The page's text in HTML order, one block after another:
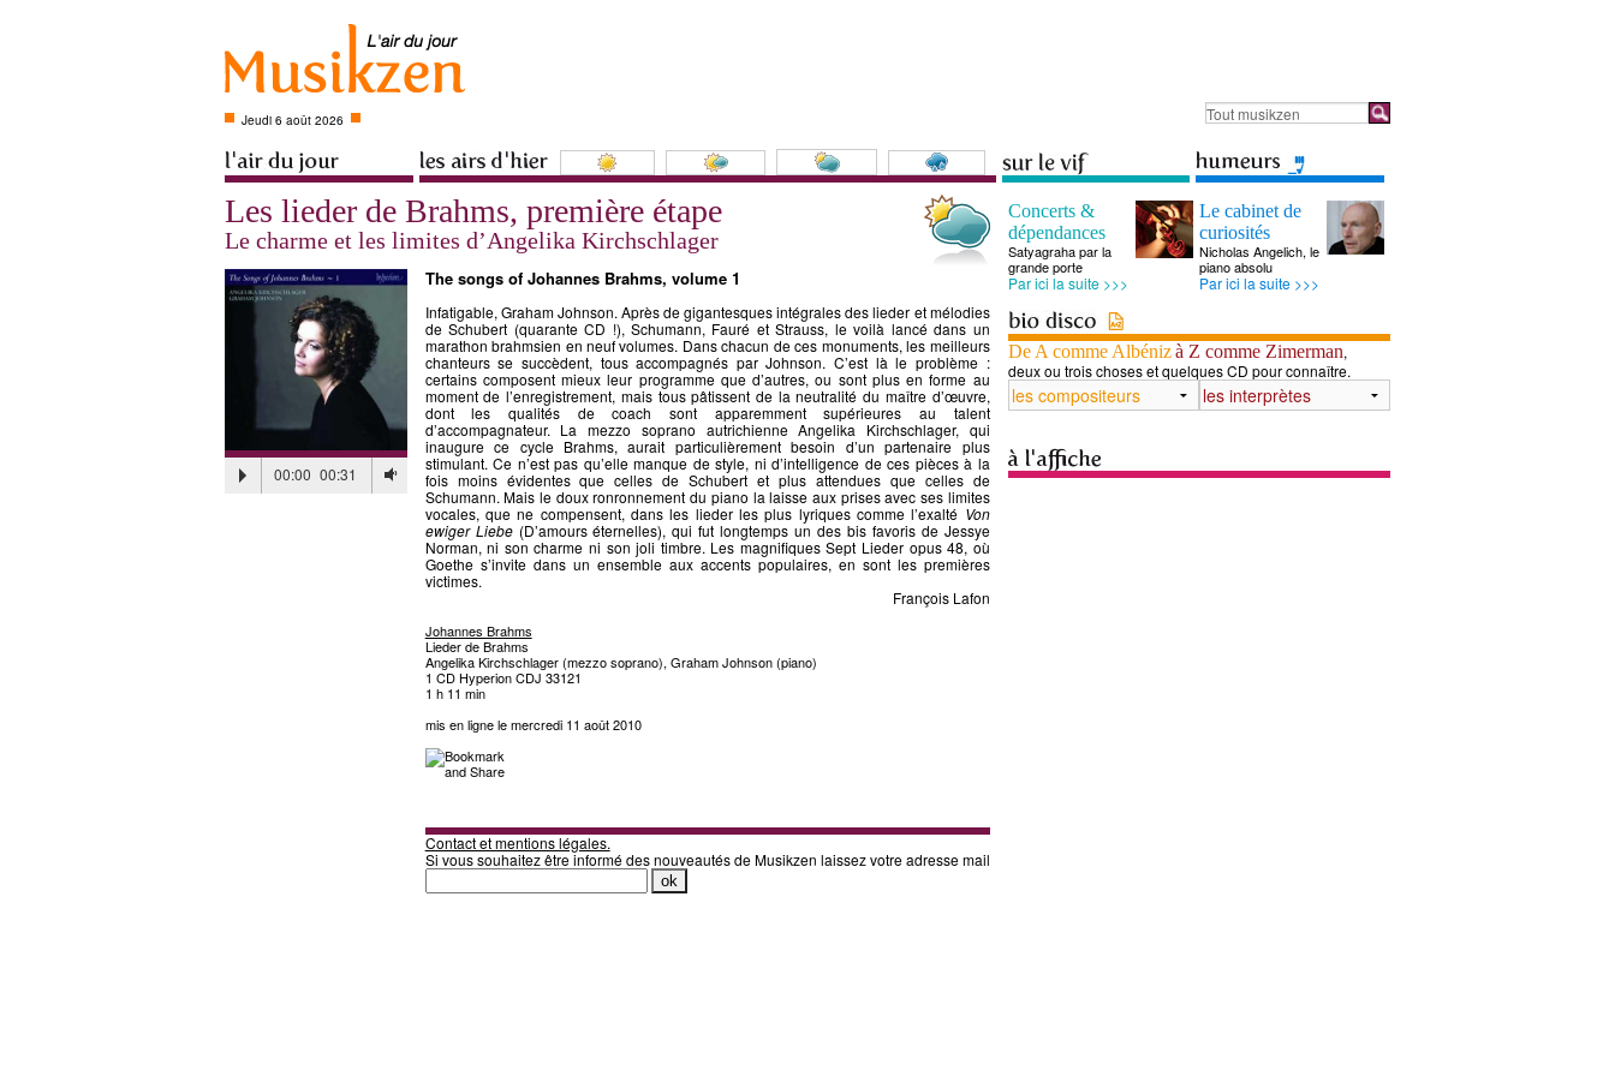
Jeudi 6 août 2026
Les lieder de Brahms, première étape
Le charme et les limites d’Angelika Kirchschlager
00:00 00:31
The songs of Johannes Brahms, volume 1
Infatigable, Graham Johnson. Après de gigantesques intégrales des lieder et mélodies
de Schubert (quarante CD !), Schumann, Fauré et Strauss, le voilà lancé dans un
marathon brahmsien en neuf volumes. Dans chacun de ces monuments, les meilleurs
chanteurs se succèdent, tous accompagnés par Johnson. C’est là le problème :
certains composent mieux leur programme que d’autres, ou sont plus en forme au
moment de l’enregistrement, mais tous pâtissent de la neutralité du maître d’œuvre,
dont les qualités de coach sont apparemment supérieures au talent
d’accompagnateur. La mezzo soprano autrichienne Angelika Kirchschlager, qui
inaugure ce cycle Brahms, aurait particulièrement besoin d’un partenaire plus
stimulant. Ce n’est pas qu’elle manque de style, ni d’intelligence de ces pièces à la
fois moins évidentes que celles de Schubert et plus attendues que celles de
Schumann. Mais le doux ronronnement du piano la laisse aux prises avec ses limites
vocales, que ne compensent, dans les lieder les plus lyriques comme l’exalté Von
ewiger Liebe(D’amours éternelles), qui fut longtemps un des bis favoris de Jessye
Norman, ni son charme ni son joli timbre. Les magnifiques Sept Lieder opus 48, où
Goethe s’invite dans un ensemble aux accents populaires, en sont les premières
victimes.
François Lafon
Johannes Brahms
Lieder de Brahms
Angelika Kirchschlager (mezzo soprano), Graham Johnson (piano)
1 CD Hyperion CDJ 33121
1 h 11 min
mis en ligne le mercredi 11 août 2010
Contact et mentions légales.
Si vous souhaitez être informé des nouveautés de Musikzen laissez votre adresse mail
Concerts &
dépendances
Satyagraha par la
grande porte
Par ici la suite >>>
Le cabinet de
curiosités
Nicholas Angelich, le
piano absolu
Par ici la suite >>>
De A comme Albénizà Z comme Zimerman,
deux ou trois choses et quelques CD pour connaître.